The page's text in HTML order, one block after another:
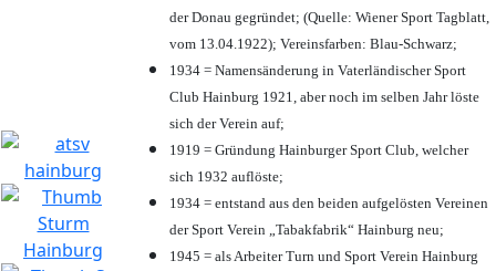
der Donau gegründet; (Quelle: Wiener Sport Tagblatt,
vom 13.04.1922); Vereinsfarben: Blau-Schwarz;
1934 = Namensänderung in Vaterländischer Sport
Club Hainburg 1921, aber noch im selben Jahr löste
sich der Verein auf;
1919 = Gründung Hainburger Sport Club, welcher
sich 1932 auflöste;
1934 = entstand aus den beiden aufgelösten Vereinen
der Sport Verein „Tabakfabrik“ Hainburg neu;
1945 = als Arbeiter Turn und Sport Verein Hainburg